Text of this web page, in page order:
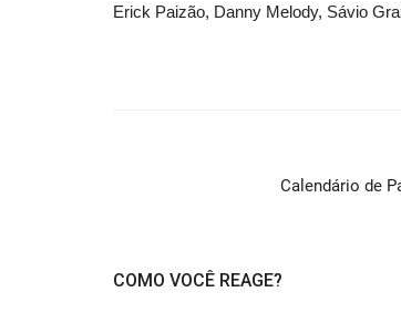
Erick Paizão, Danny Melody, Sávio
Calendário de
COMO VOCÊ REAGE?